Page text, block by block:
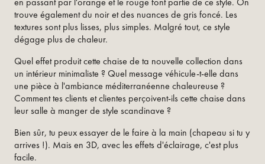
trouve également du noir et des nuances de gris foncé. Les
textures sont plus lisses, plus simples. Malgré tout, ce style
dégage plus de chaleur.
Quel effet produit cette chaise de ta nouvelle collection dans
un intérieur minimaliste ? Quel message véhicule-t-elle dans
une pièce à l'ambiance méditerranéenne chaleureuse ?
Comment tes clients et clientes perçoivent-ils cette chaise dans
leur salle à manger de style scandinave ?
Bien sûr, tu peux essayer de le faire à la main (chapeau si tu y
arrives !). Mais en 3D, avec les effets d'éclairage, c'est plus
facile.